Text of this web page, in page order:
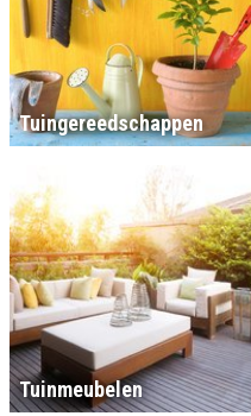
Tuingereedschappen
Tuinmeubelen